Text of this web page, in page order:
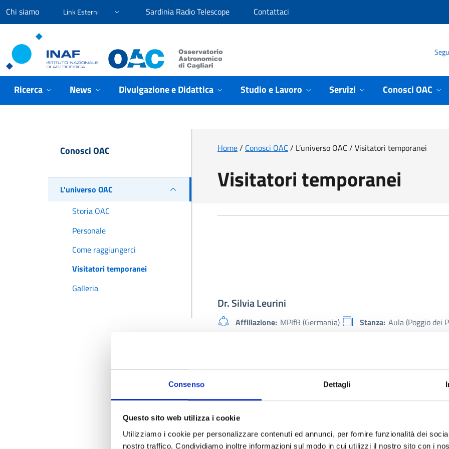
Consenso Dettagli
Questo sito web utilizza i cookie
Utilizziamo i cookie per personalizzare contenuti ed annunci, per fornire funzionalità dei
nostro traffico. Condividiamo inoltre informazioni sul modo in cui utilizzi il nostro sito con i
Vai ai contenuti
Vai al menu di navigazione
Vai al footer
Chi siamo Link Esterni Sardinia Radio Telescope Contattaci
Osservatorio Astronomico Cagliari
Ricerca News Divulgazione e Didattica Studio e Lavoro Servizi Conosci OAC
Conosci OAC
L'universo OAC
Storia OAC
Personale
Come raggiungerci
Visitatori temporanei
Galleria
Home/ Conosci OAC / L’universo OAC / Visitatori temporanei
Visitatori temporanei
Dr. Silvia Leurini
Affiliazione: MPIfR (Germania) Stanza: Aula (Poggio dei
Collaboratore: